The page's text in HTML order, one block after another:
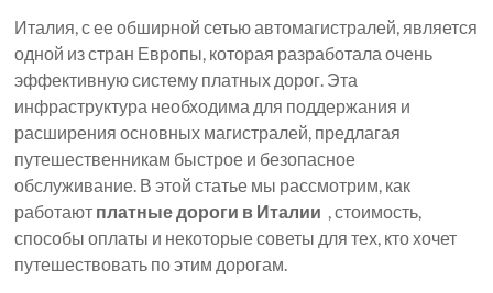
Италия, с ее обширной сетью автомагистралей, является
одной из стран Европы, которая разработала очень
эффективную систему платных дорог. Эта
инфраструктура необходима для поддержания и
расширения основных магистралей, предлагая
путешественникам быстрое и безопасное
обслуживание. В этой статье мы рассмотрим, как
работают платные дороги в Италии , стоимость,
способы оплаты и некоторые советы для тех, кто хочет
путешествовать по этим дорогам.